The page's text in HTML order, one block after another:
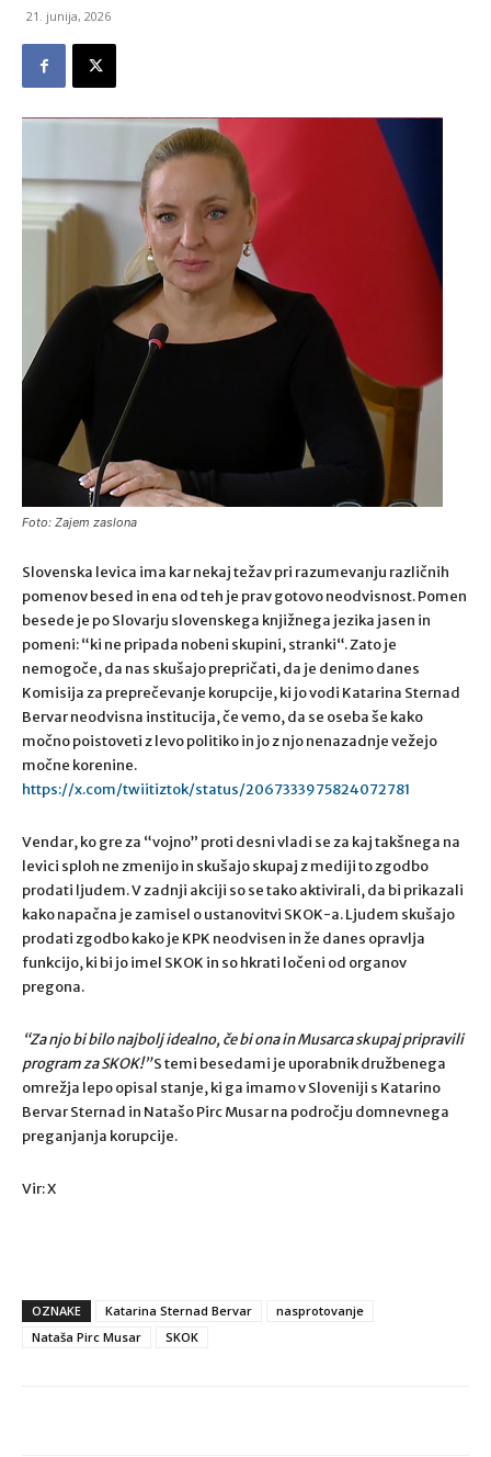
21. junija, 2026
Foto: Zajem zaslona
Slovenska levica ima kar nekaj težav pri razumevanju različnih
pomenov besed in ena od teh je prav gotovo neodvisnost. Pomen
besede je po Slovarju slovenskega knjižnega jezika jasen in
pomeni: “ki ne pripada nobeni skupini, stranki“. Zato je
nemogoče, da nas skušajo prepričati, da je denimo danes
Komisija za preprečevanje korupcije, ki jo vodi Katarina Sternad
Bervar neodvisna institucija, če vemo, da se oseba še kako
močno poistoveti z levo politiko in jo z njo nenazadnje vežejo
močne korenine.
https://x.com/twiitiztok/status/2067333975824072781
Vendar, ko gre za “vojno” proti desni vladi se za kaj takšnega na
levici sploh ne zmenijo in skušajo skupaj z mediji to zgodbo
prodati ljudem. V zadnji akciji so se tako aktivirali, da bi prikazali
kako napačna je zamisel o ustanovitvi SKOK-a. Ljudem skušajo
prodati zgodbo kako je KPK neodvisen in že danes opravlja
funkcijo, ki bi jo imel SKOK in so hkrati ločeni od organov
pregona.
“Za njo bi bilo najbolj idealno, če bi ona in Musarca skupaj pripravili
program za SKOK!”S temi besedami je uporabnik družbenega
omrežja lepo opisal stanje, ki ga imamo v Sloveniji s Katarino
Bervar Sternad in Natašo Pirc Musar na področju domnevnega
preganjanja korupcije.
Vir: X
OZNAKE Katarina Sternad Bervar
nasprotovanje
Nataša Pirc Musar
SKOK